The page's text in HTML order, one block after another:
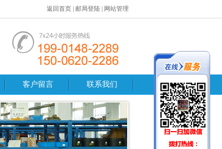
返回首页 邮局登陆 网站管理
客户留言 联系我们